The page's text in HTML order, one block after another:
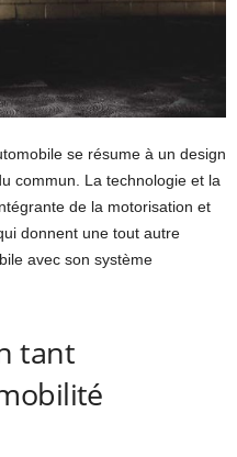
se résume à un design
commun. La technologie et la
de la motorisation et
donnent une tout autre
avec son système
tant